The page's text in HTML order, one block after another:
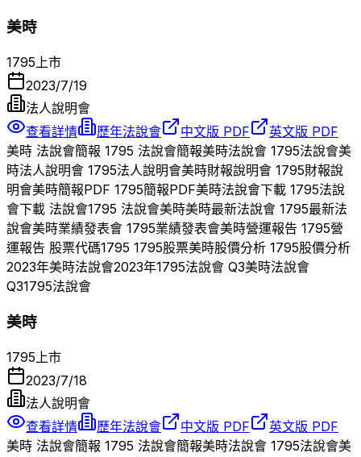
美時
1795 上市
2023/7/19
法人說明會
查看詳情
歷年法說會 中文版 PDF
英文版 PDF
美時 法說會簡報 1795 法說會簡報美時法說會 1795法說會美
時法人說明會 1795法人說明會美時財報說明會 1795財報說
明會美時簡報PDF 1795簡報PDF美時法說會下載 1795法說
會下載 法說會1795 法說會美時美時最新法說會 1795最新法
說會美時業績發表會 1795業績發表會美時營運報告 1795營
運報告 股票代碼1795 1795股票美時股價分析 1795股價分析
2023年美時法說會2023年1795法說會 Q3美時法說會
Q31795法說會
美時
1795上市
2023/7/18
法人說明會
查看詳情
歷年法說會 中文版 PDF
英文版 PDF
美時 法說會簡報 1795 法說會簡報美時法說會 1795法說會美